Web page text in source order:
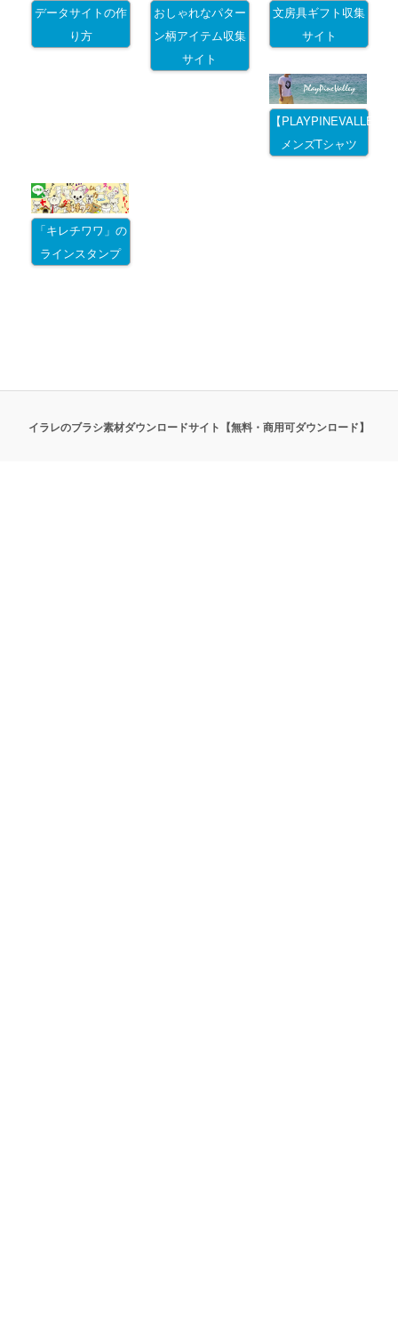
データサイトの作
り方
おしゃれなパター
ン柄アイテム収集
サイト
文房具ギフト収集
サイト
【PLAYPINEVALLEY
メンズTシャツ
「キレチワワ」の
ラインスタンプ
イラレのブラシ素材ダウンロードサイト【無料・商用可ダウンロード】